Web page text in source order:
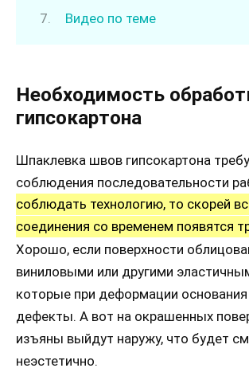
Видео по теме
Необходимость
гипсокартона
Шпаклевка швов гипсокартона
соблюдения последовательности
соблюдать технологию, то скорей
соединения со временем появятся
Хорошо, если поверхности
виниловыми или другими
которые при деформации
дефекты. А вот на окрашенных
изъяны выйдут наружу, что будет
неэстетично.